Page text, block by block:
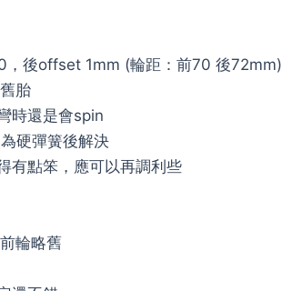
，後offset 1mm (輪距：前70 後72mm)
胎
時還是會spin
硬彈簧後解決
有點笨，應可以再調利些
輪略舊